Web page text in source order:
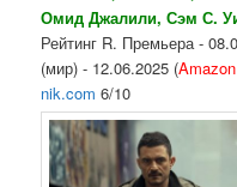
Омид Джалили, Сэм С.
Рейтинг R. Премьера -
(мир) - 12.06.2025 (
nik.com 6/10